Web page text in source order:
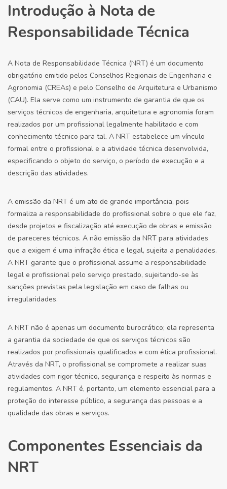
Introdução à Nota de
Responsabilidade Técnica
A Nota de Responsabilidade Técnica (NRT) é um documento
obrigatório emitido pelos Conselhos Regionais de Engenharia e
Agronomia (CREAs) e pelo Conselho de Arquitetura e Urbanismo
(CAU). Ela serve como um instrumento de garantia de que os
serviços técnicos de engenharia, arquitetura e agronomia foram
realizados por um profissional legalmente habilitado e com
conhecimento técnico para tal. A NRT estabelece um vínculo
formal entre o profissional e a atividade técnica desenvolvida,
especificando o objeto do serviço, o período de execução e a
descrição das atividades.
A emissão da NRT é um ato de grande importância, pois
formaliza a responsabilidade do profissional sobre o que ele faz,
desde projetos e fiscalização até execução de obras e emissão
de pareceres técnicos. A não emissão da NRT para atividades
que a exigem é uma infração ética e legal, sujeita a penalidades.
A NRT garante que o profissional assume a responsabilidade
legal e profissional pelo serviço prestado, sujeitando-se às
sanções previstas pela legislação em caso de falhas ou
irregularidades.
A NRT não é apenas um documento burocrático; ela representa
a garantia da sociedade de que os serviços técnicos são
realizados por profissionais qualificados e com ética profissional.
Através da NRT, o profissional se compromete a realizar suas
atividades com rigor técnico, segurança e respeito às normas e
regulamentos. A NRT é, portanto, um elemento essencial para a
proteção do interesse público, a segurança das pessoas e a
qualidade das obras e serviços.
Componentes Essenciais da
NRT